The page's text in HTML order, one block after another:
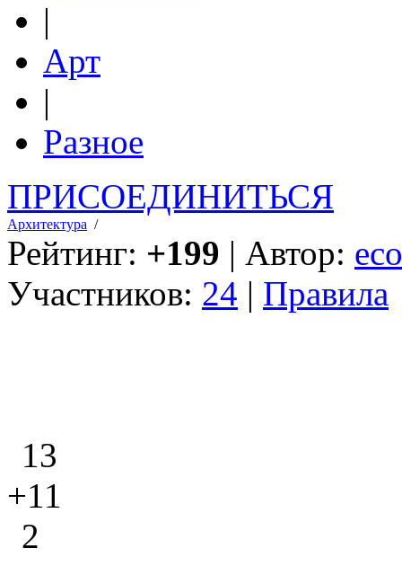
|
Арт
|
Разное
ПРИСОЕДИНИТЬСЯ
Архитектура /
Рейтинг: +199 | Автор:
Участников: 24 | Правила
13
+11
2